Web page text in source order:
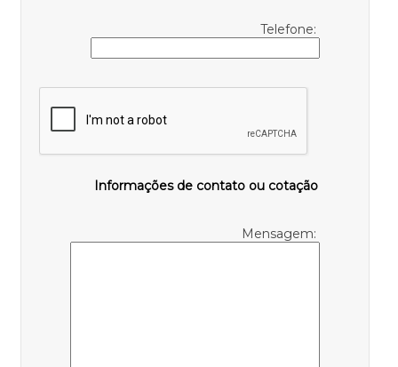
Telefone:
Informações de contato ou cotação
Mensagem: